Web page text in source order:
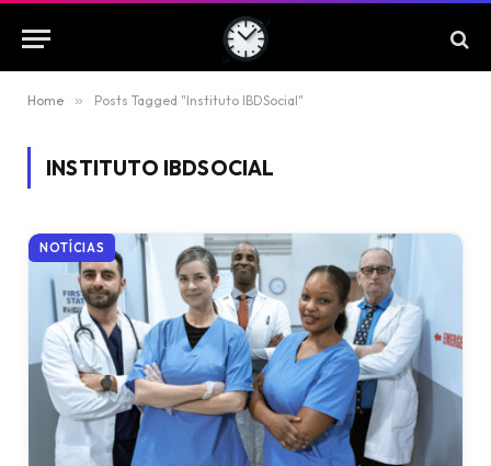
Home » Posts Tagged "Instituto IBDSocial"
INSTITUTO IBDSOCIAL
NOTÍCIAS